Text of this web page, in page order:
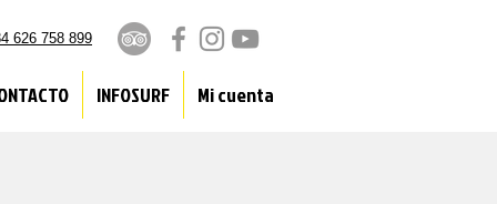
626 758 899
INFOSURF Mi cuenta